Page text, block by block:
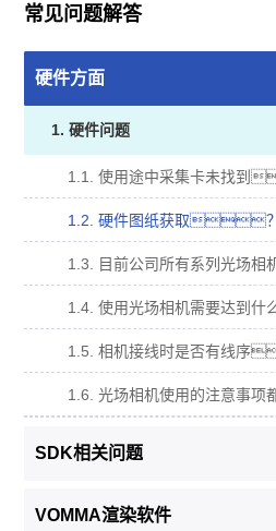
常见问题解答
硬件方面
1. 硬件问题
1.1. 使用途中采集卡未找到
1.2. 硬件图纸获取？
1.4. 使用光场相机需要达到
1.5. 相机接线时是否有线序
1.6. 光场相机使用的注意事项
SDK相关问题
VOMMA渲染软件